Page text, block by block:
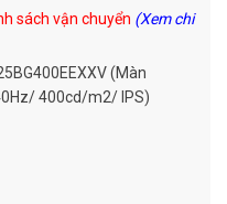
sách vận chuyển (Xem chi
(Màn
400cd/m2/ IPS)